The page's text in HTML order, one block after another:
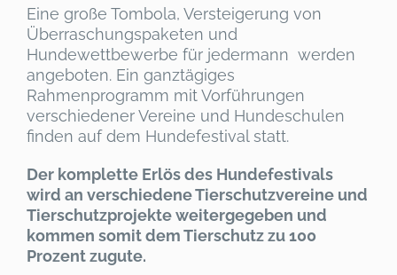
Eine große Tombola, Versteigerung von
Überraschungspaketen und
Hundewettbewerbe für jedermann werden
angeboten. Ein ganztägiges
Rahmenprogramm mit Vorführungen
verschiedener Vereine und Hundeschulen
finden auf dem Hundefestival statt.
Der komplette Erlös des Hundefestivals
wird an verschiedene Tierschutzvereine und
Tierschutzprojekte weitergegeben und
kommen somit dem Tierschutz zu 100
Prozent zugute.